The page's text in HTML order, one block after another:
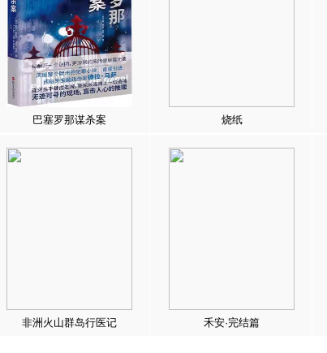
巴塞罗那谋杀案 烧纸
非洲火山群岛行医记 禾安·完结篇